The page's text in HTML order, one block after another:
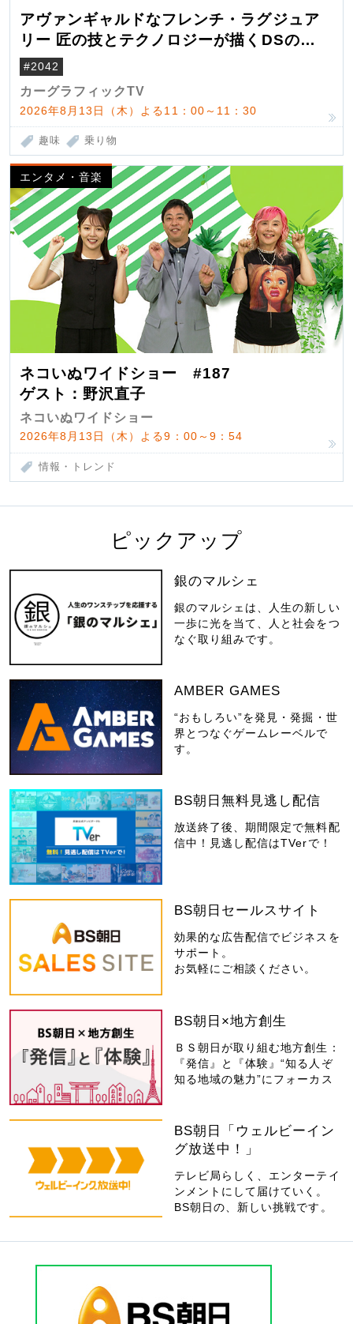
アヴァンギャルドなフレンチ・ラグジュア
リー 匠の技とテクノロジーが描くDSの世
界観
#2042
カーグラフィックTV
2026年8月13日（木）よる11：00～11：30
趣味 乗り物
エンタメ・音楽
ネコいぬワイドショー #187
ゲスト：野沢直子
ネコいぬワイドショー
2026年8月13日（木）よる9：00～9：54
情報・トレンド
ピックアップ
銀のマルシェ
銀のマルシェは、人生の新しい
一歩に光を当て、人と社会をつ
なぐ取り組みです。
AMBER GAMES
“おもしろい”を発見・発掘・世
界とつなぐゲームレーベルで
す。
BS朝日無料見逃し配信
放送終了後、期間限定で無料配
信中！見逃し配信はTVerで！
BS朝日セールスサイト
効果的な広告配信でビジネスを
サポート。
お気軽にご相談ください。
BS朝日×地方創生
ＢＳ朝日が取り組む地方創生：
『発信』と『体験』“知る人ぞ
知る地域の魅力”にフォーカス
BS朝日「ウェルビーイン
グ放送中！」
テレビ局らしく、エンターテイ
ンメントにして届けていく。
BS朝日の、新しい挑戦です。